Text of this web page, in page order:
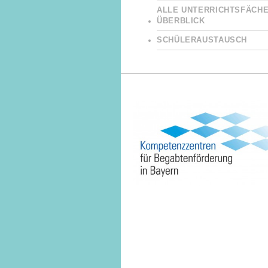
ALLE
ÜBERBLICK
SCHÜLERAUSTAUSCH